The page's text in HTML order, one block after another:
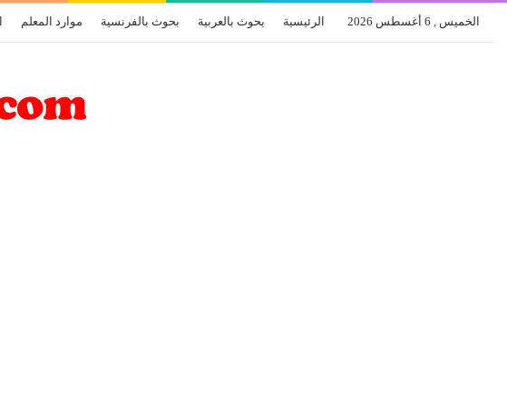
الخميس , 6 أغسطس 2026 الرئيسية بحوث بالعربية بحوث بالفرنسية موارد المعلم